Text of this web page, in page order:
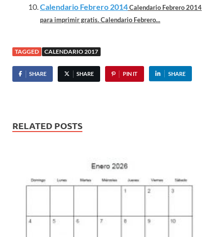
Calendario Febrero 2014Calendario Febrero 2014
para imprimir gratis. Calendario Febrero...
TAGGED CALENDARIO 2017
SHARE SHARE PIN IT SHARE
RELATED POSTS